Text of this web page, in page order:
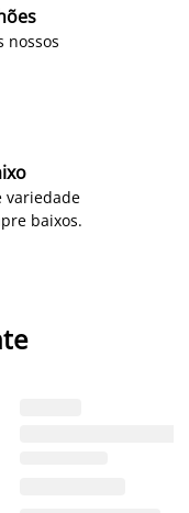
nossos
variedade
baixos.